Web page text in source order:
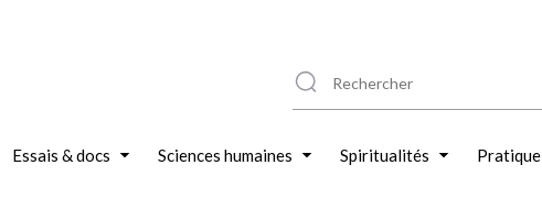
Essais & docs Sciences humaines Spiritualités Pratique